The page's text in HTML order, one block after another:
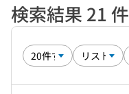
検索結果 21 件